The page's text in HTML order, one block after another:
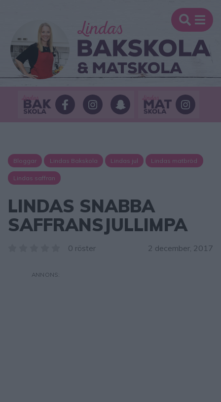
Bloggar Lindas Bakskola Lindas jul Lindas matbröd
Lindas saffran
LINDAS SNABBA
SAFFRANSJULLIMPA
0 röster 2 december, 2017